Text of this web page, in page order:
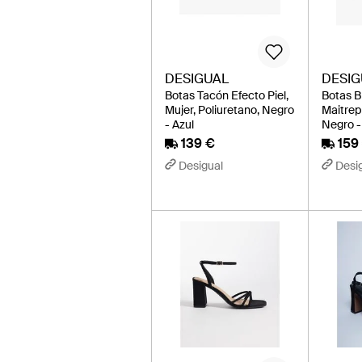
DESIGUAL
Botas Tacón Efecto Piel,
Mujer, Poliuretano, Negro
- Azul
139 €
Desigual
Botas
Negro